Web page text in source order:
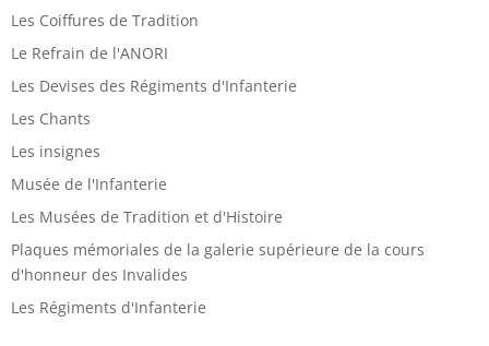
Les Coiffures de Tradition
Le Refrain de l'ANORI
Les Devises des Régiments d'Infanterie
Les Chants
Les insignes
Musée de l'Infanterie
Les Musées de Tradition et d'Histoire
Plaques mémoriales de la galerie supérieure de la cours
d'honneur des Invalides
Les Régiments d'Infanterie